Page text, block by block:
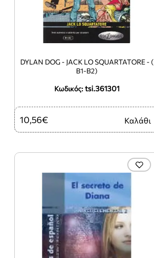
Κωδικός: tsi.361301
DYLAN DOG - JACK LO SQUARTATORE - (
B1-B2)
10,56€ Καλάθι